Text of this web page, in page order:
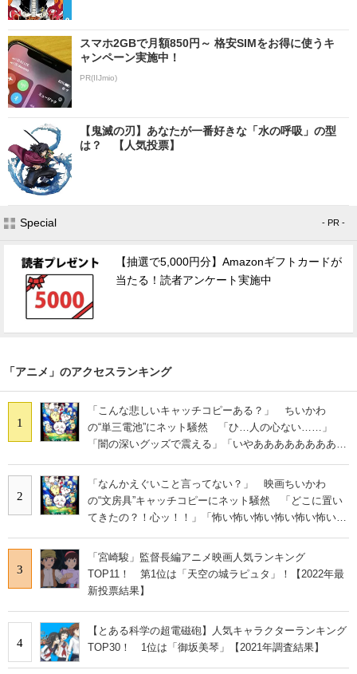
スマホ2GBで月額850円～ 格安SIMをお得に使うキ
ャンペーン実施中！
PR(IIJmio)
【鬼滅の刃】あなたが一番好きな「水の呼吸」の型
は？ 【人気投票】
Special - PR -
【抽選で5,000円分】Amazonギフトカードが
当たる！読者アンケート実施中
「アニメ」のアクセスランキング
1
「こんな悲しいキャッチコピーある？」 ちいかわ
の“単三電池”にネット騒然 「ひ…人の心ない……」
「闇の深いグッズで震える」「いやあああああああああ
2
「なんかえぐいこと言ってない？」 映画ちいかわ
の“文房具”キャッチコピーにネット騒然 「どこに置い
てきたの？！心ッ！！」「怖い怖い怖い怖い怖い怖い怖
3
「宮崎駿」監督長編アニメ映画人気ランキング
TOP11！ 第1位は「天空の城ラピュタ」！【2022年最
新投票結果】
4
【とある科学の超電磁砲】人気キャラクターランキング
TOP30！ 1位は「御坂美琴」【2021年調査結果】